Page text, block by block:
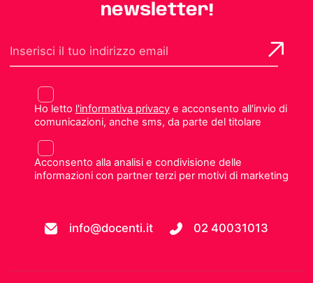
newsletter!
Ho letto l'informativa privacye acconsento all'invio di
comunicazioni, anche sms, da parte del titolare
Acconsento alla analisi e condivisione delle
informazioni con partner terzi per motivi di marketing
info@docenti.it 02 40031013